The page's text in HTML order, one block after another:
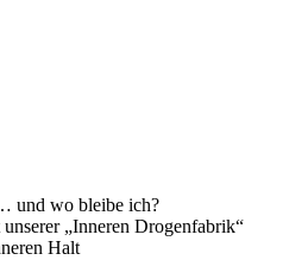
und wo bleibe ich?
„Inneren Drogenfabrik“
Halt